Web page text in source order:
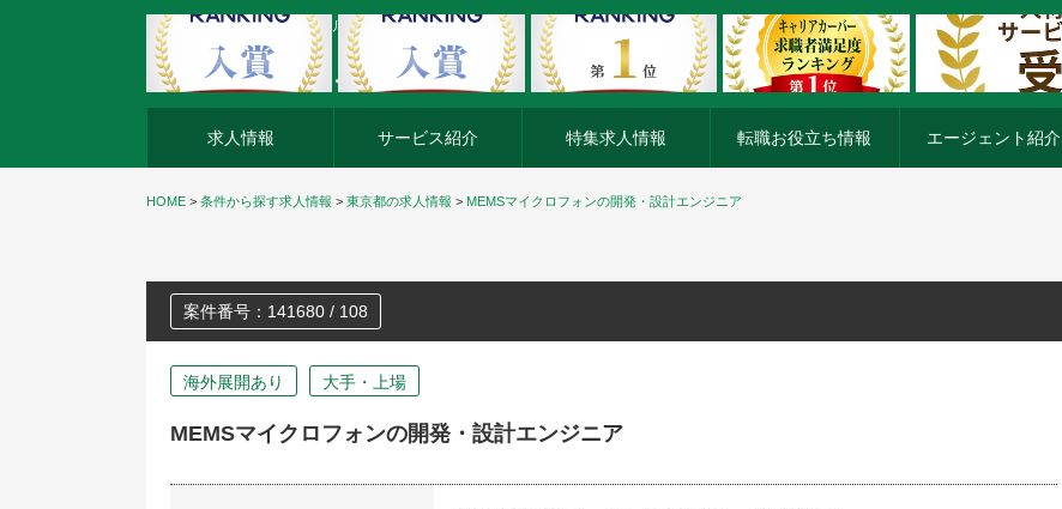
外資系企業の転職・キャリア転職ならアージスジャパン
求人情報 サービス紹介 特集求人情報 転職お役立ち情報 エージェント紹介
HOME > 条件から探す求人情報 > 東京都の求人情報 > MEMSマイクロフォンの開発・設計エンジニア
案件番号：141680 / 108
海外展開あり 大手・上場
MEMSマイクロフォンの開発・設計エンジニア